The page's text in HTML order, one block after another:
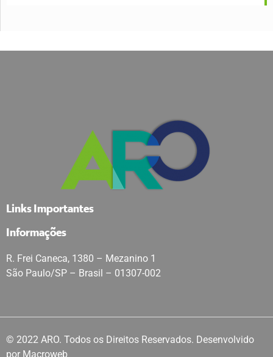
Links Importantes
Informações
R. Frei Caneca, 1380 – Mezanino 1
São Paulo/SP – Brasil – 01307-002
© 2022 ARO. Todos os Direitos Reservados. Desenvolvido
por Macroweb